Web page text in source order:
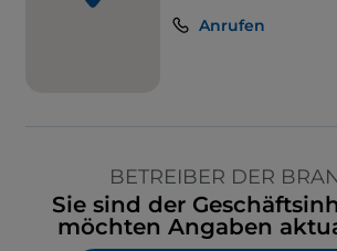
Anrufen
BETREIBER DER
Sie sind der
möchten Angaben